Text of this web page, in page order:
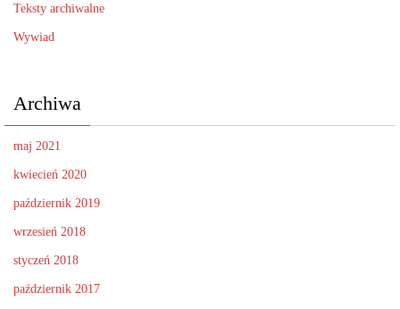
Teksty archiwalne
Wywiad
Archiwa
maj 2021
kwiecień 2020
październik 2019
wrzesień 2018
styczeń 2018
październik 2017